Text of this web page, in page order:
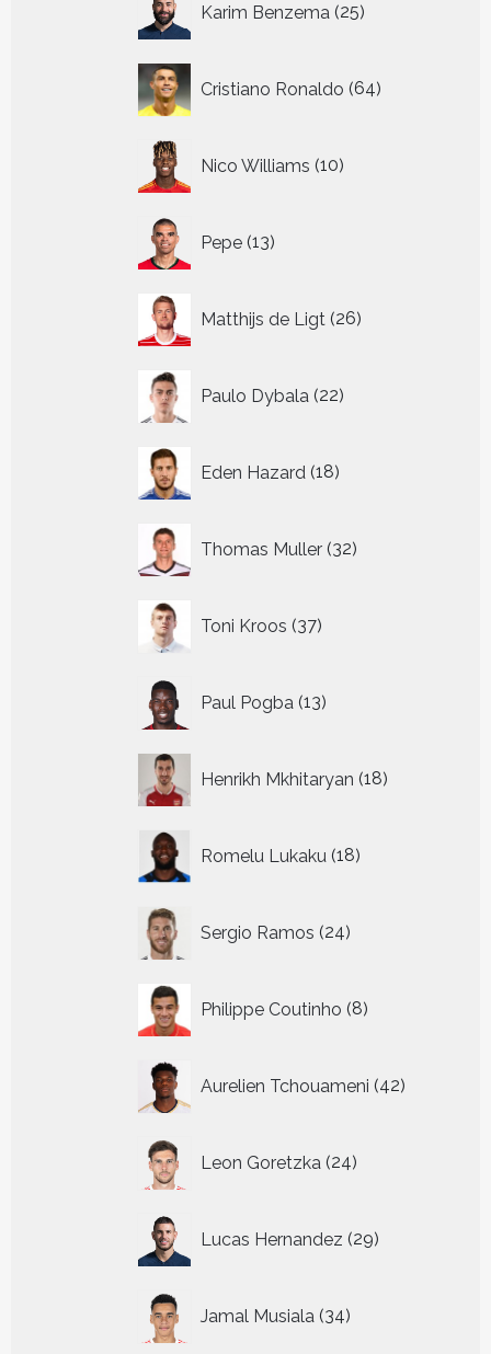
Karim Benzema 25
producten
Cristiano Ronaldo 64
producten
Nico Williams 10
producten
Pepe 13
producten
Matthijs de Ligt 26
producten
Paulo Dybala 22
producten
Eden Hazard 18
producten
Thomas Muller 32
producten
Toni Kroos 37
producten
Paul Pogba 13
producten
Henrikh Mkhitaryan 18
producten
Romelu Lukaku 18
producten
Sergio Ramos 24
producten
Philippe Coutinho 8
producten
Aurelien Tchouameni 42
producten
Leon Goretzka 24
producten
Lucas Hernandez 29
producten
Jamal Musiala 34
producten